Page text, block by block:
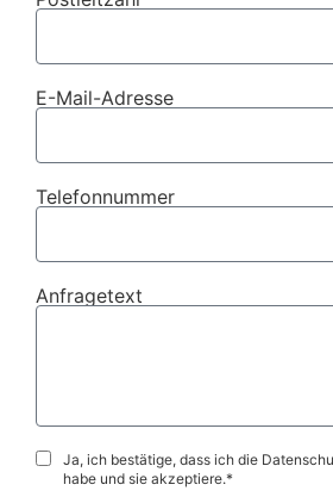
E-Mail-Adresse
Telefonnummer
Anfragetext
Ja, ich bestätige, dass ich die
habe und sie akzeptiere.*